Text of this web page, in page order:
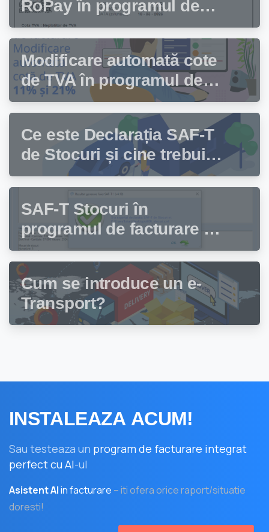
RoPay în programul de
facturare Facturis
Modificare automată cote
de TVA în programul de
facturare Facturis
Ce este Declarația SAF-T
de Stocuri și cine trebuie
să depună această
declarație?
SAF-T Stocuri în
programul de facturare și
gestiune stocuri Facturis
Cum se introduce un e-
Transport?
INSTALEAZA ACUM!
Sau testeaza un program de facturare integrat
perfect cu AI-ul
Asistent AIin facturare – iti ofera orice raport/situatie
doresti!